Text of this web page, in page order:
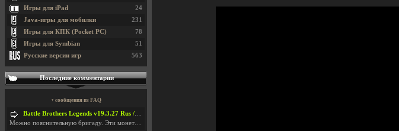
24
Игры для iPad
231
Java-игры для мобилки
78
Игры для КПК (Pocket PC)
51
Игры для Symbian
563
Русские версии игр
Последние комментарии
+ сообщения из FAQ
Battle Brothers Legends v19.3.27 Rus / + Battle Brothers Legends v19.3.39 Eng
Можно пояснительную бригаду. Эти монетки, они в ка